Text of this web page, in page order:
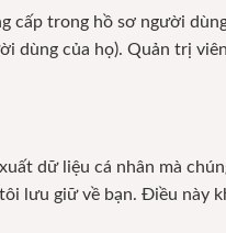
cấp trong hồ sơ người
dùng của họ). Quản trị
dữ liệu cá nhân mà
lưu giữ về bạn. Điều này